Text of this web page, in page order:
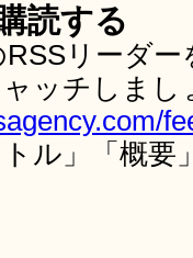
読する
リーダ
ッチしま
ル」「概要